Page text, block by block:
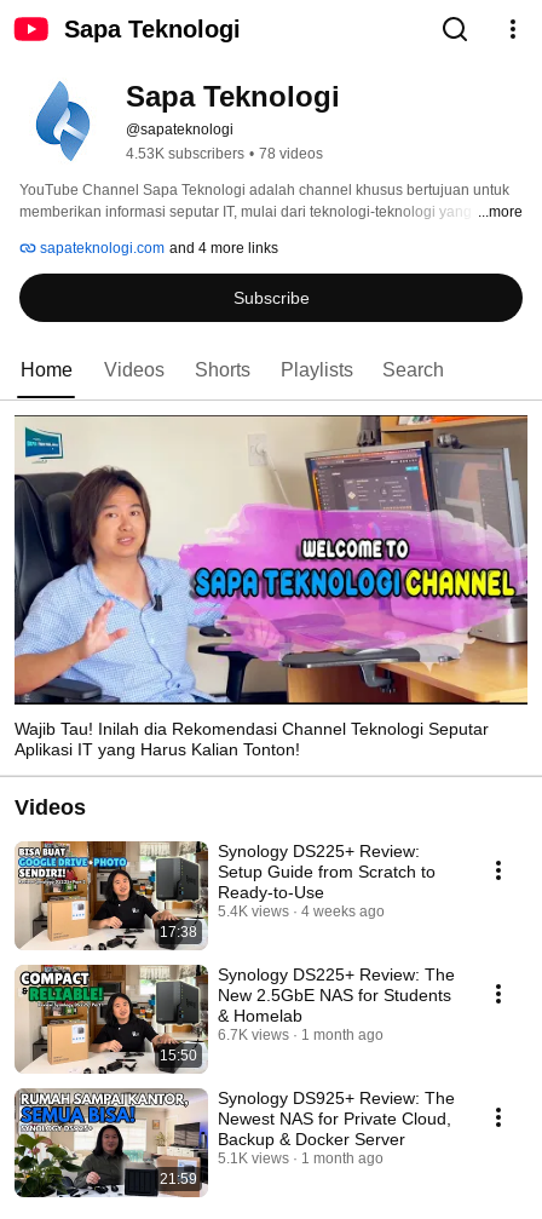
Sapa Teknologi
Sapa Teknologi
@sapateknologi
4.53K subscribers • 78 videos
YouTube Channel Sapa Teknologi adalah channel khusus bertujuan untuk
memberikan informasi seputar IT, mulai dari teknologi-teknologi yang ada di
Indonesia maupun di negara lain.
...more
sapateknologi.com and 4 more links
Subscribe
Home Videos Shorts Playlists Search
Wajib Tau! Inilah dia Rekomendasi Channel Teknologi Seputar
Aplikasi IT yang Harus Kalian Tonton!
Videos
17:38
Synology DS225+ Review:
Setup Guide from Scratch to
Ready-to-Use
5.4K views 4 weeks ago
15:50
Synology DS225+ Review: The
New 2.5GbE NAS for Students
& Homelab
6.7K views 1 month ago
21:59
Synology DS925+ Review: The
Newest NAS for Private Cloud,
Backup & Docker Server
5.1K views 1 month ago